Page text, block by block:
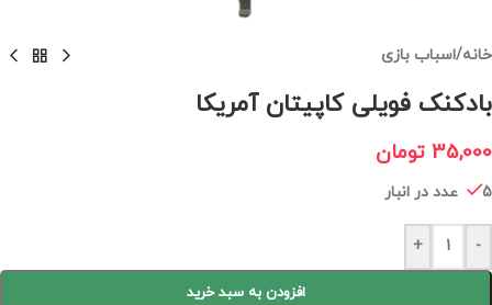
خانه/اسباب بازی
بادکنک فویلی کاپیتان آمریکا
35,000 تومان
5 عدد در انبار
-
+
افزودن به سبد خرید